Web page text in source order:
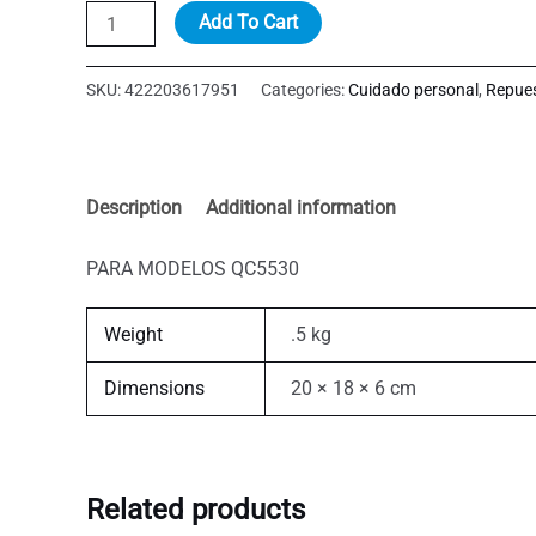
TR+C126IMMER
HOUSING
quantity
Add To Cart
SKU:422203617951 Categories:Cuidado personal ,
Description Additional information
PARA MODELOS QC5530
Weight .5 kg
Dimensions 20 × 18 × 6 cm
Related products